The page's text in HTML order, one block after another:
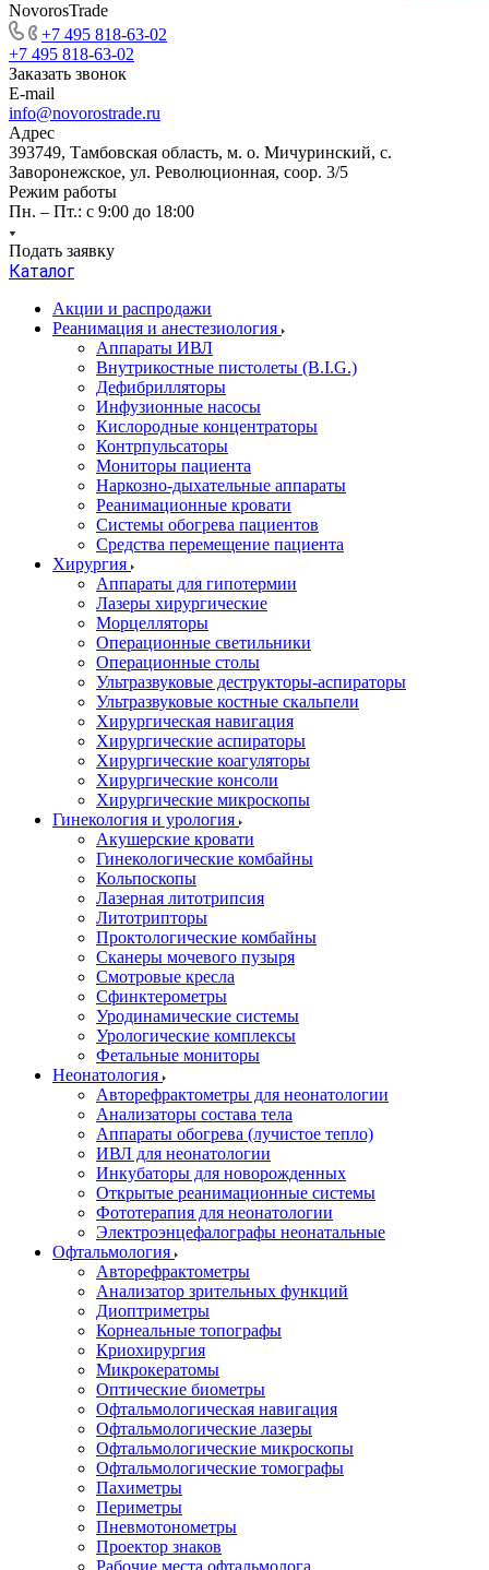
NovorosTrade
+7 495 818-63-02
+7 495 818-63-02
Заказать звонок
E-mail
info@novorostrade.ru
Адрес
393749, Тамбовская область, м. о. Мичуринский, с.
Заворонежское, ул. Революционная, соор. 3/5
Режим работы
Пн. – Пт.: с 9:00 до 18:00
Подать заявку
Каталог
Акции и распродажи
Реанимация и анестезиология
Аппараты ИВЛ
Внутрикостные пистолеты (B.I.G.)
Дефибрилляторы
Инфузионные насосы
Кислородные концентраторы
Контрпульсаторы
Мониторы пациента
Наркозно-дыхательные аппараты
Реанимационные кровати
Системы обогрева пациентов
Средства перемещение пациента
Хирургия
Аппараты для гипотермии
Лазеры хирургические
Морцелляторы
Операционные светильники
Операционные столы
Ультразвуковые деструкторы-аспираторы
Ультразвуковые костные скальпели
Хирургическая навигация
Хирургические аспираторы
Хирургические коагуляторы
Хирургические консоли
Хирургические микроскопы
Гинекология и урология
Акушерские кровати
Гинекологические комбайны
Кольпоскопы
Лазерная литотрипсия
Литотрипторы
Проктологические комбайны
Сканеры мочевого пузыря
Смотровые кресла
Сфинктерометры
Уродинамические системы
Урологические комплексы
Фетальные мониторы
Неонатология
Авторефрактометры для неонатологии
Анализаторы состава тела
Аппараты обогрева (лучистое тепло)
ИВЛ для неонатологии
Инкубаторы для новорожденных
Открытые реанимационные системы
Фототерапия для неонатологии
Электроэнцефалографы неонатальные
Офтальмология
Авторефрактометры
Анализатор зрительных функций
Диоптриметры
Корнеальные топографы
Криохирургия
Микрокератомы
Оптические биометры
Офтальмологическая навигация
Офтальмологические лазеры
Офтальмологические микроскопы
Офтальмологические томографы
Пахиметры
Периметры
Пневмотонометры
Проектор знаков
Рабочие места офтальмолога